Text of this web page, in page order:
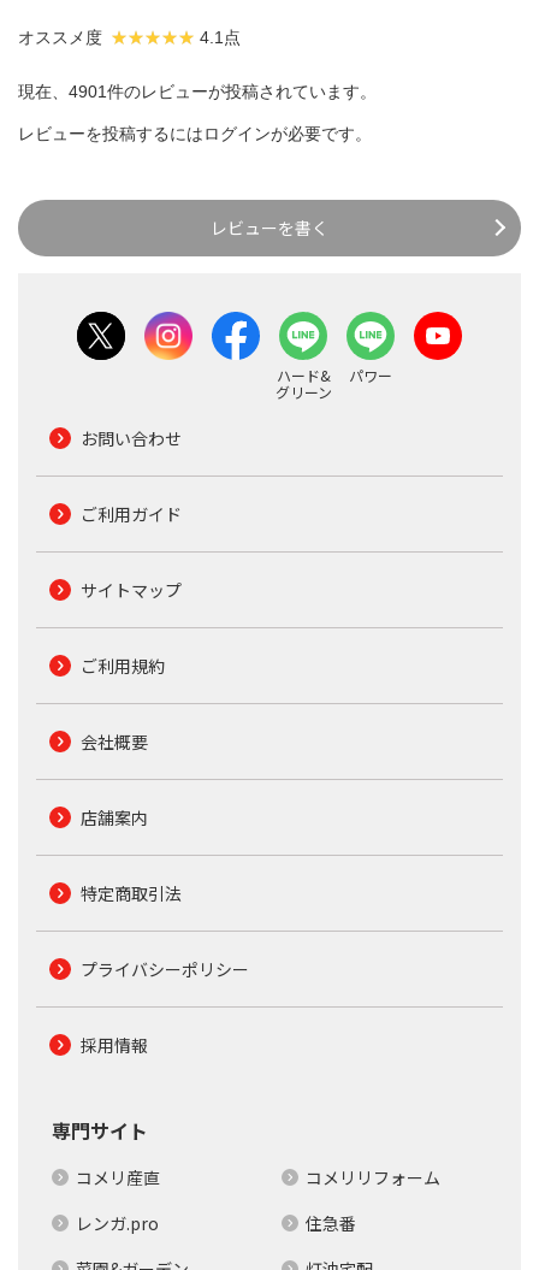
オススメ度 4.1点
現在、4901件のレビューが投稿されています。
レビューを投稿するにはログインが必要です。
レビューを書く
ハード&
グリーン
パワー
お問い合わせ
ご利用ガイド
サイトマップ
ご利用規約
会社概要
店舗案内
特定商取引法
プライバシーポリシー
採用情報
専門サイト
コメリ産直
コメリリフォーム
レンガ.pro
住急番